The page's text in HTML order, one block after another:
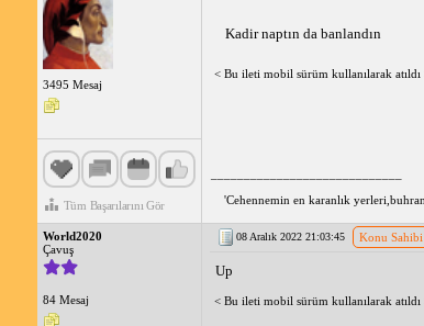
3495 Mesaj
Tüm Başarılarını Gör
Kadir naptın da banlandın
< Bu ileti mobil sürüm kullanılarak atıldı
'Cehennemin en karanlık
World2020
Çavuş
84 Mesaj
08 Aralık 2022 21:03:45 Konu Sahibi
Up
< Bu ileti mobil sürüm kullanılarak atıldı